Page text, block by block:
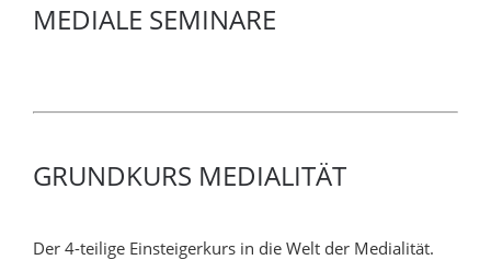
MEDIALE SEMINARE
GRUNDKURS MEDIALITÄT
Der 4-teilige Einsteigerkurs in die Welt der Medialität.